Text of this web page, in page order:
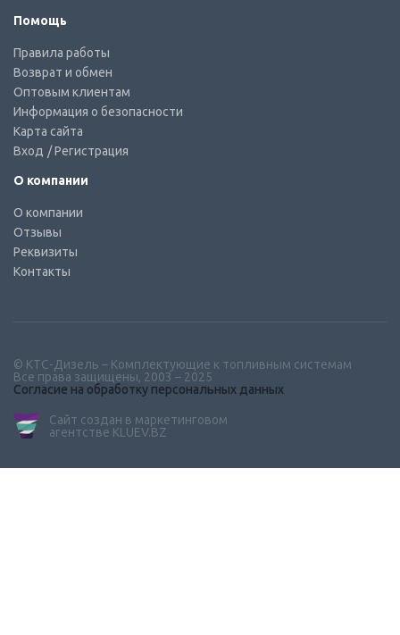
Помощь
Правила работы
Возврат и обмен
Оптовым клиентам
Информация о безопасности
Карта сайта
Вход / Регистрация
О компании
О компании
Отзывы
Реквизиты
Контакты
© КТС-Дизель – Комплектующие к топливным системам
Все права защищены, 2003 – 2025
Согласие на обработку персональных данных
Сайт создан в маркетинговом
агентстве KLUEV.BZ